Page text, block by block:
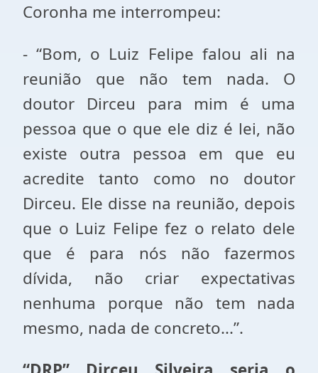
Coronha me interrompeu:
- “Bom, o Luiz Felipe falou ali na
reunião que não tem nada. O
doutor Dirceu para mim é uma
pessoa que o que ele diz é lei, não
existe outra pessoa em que eu
acredite tanto como no doutor
Dirceu. Ele disse na reunião, depois
que o Luiz Felipe fez o relato dele
que é para nós não fazermos
dívida, não criar expectativas
nenhuma porque não tem nada
mesmo, nada de concreto...”.